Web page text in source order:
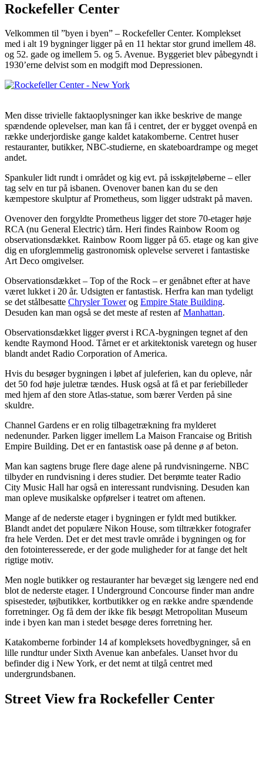
Rockefeller Center
Velkommen til ”byen i byen” – Rockefeller Center. Komplekset
med i alt 19 bygninger ligger på en 11 hektar stor grund imellem 48.
og 52. gade og imellem 5. og 5. Avenue. Byggeriet blev påbegyndt i
1930’erne delvist som en modgift mod Depressionen.
Men disse trivielle faktaoplysninger kan ikke beskrive de mange
spændende oplevelser, man kan få i centret, der er bygget ovenpå en
række underjordiske gange kaldet katakomberne. Centret huser
restauranter, butikker, NBC-studierne, en skateboardrampe og meget
andet.
Spankuler lidt rundt i området og kig evt. på isskøjteløberne – eller
tag selv en tur på isbanen. Ovenover banen kan du se den
kæmpestore skulptur af Prometheus, som ligger udstrakt på maven.
Ovenover den forgyldte Prometheus ligger det store 70-etager høje
RCA (nu General Electric) tårn. Heri findes Rainbow Room og
observationsdækket. Rainbow Room ligger på 65. etage og kan give
dig en uforglemmelig gastronomisk oplevelse serveret i fantastiske
Art Deco omgivelser.
Observationsdækket – Top of the Rock – er genåbnet efter at have
været lukket i 20 år. Udsigten er fantastisk. Herfra kan man tydeligt
se det stålbesatte Chrysler Towerog Empire State Building.
Desuden kan man også se det meste af resten afManhattan.
Observationsdækket ligger øverst i RCA-bygningen tegnet af den
kendte Raymond Hood. Tårnet er et arkitektonisk varetegn og huser
blandt andet Radio Corporation of America.
Hvis du besøger bygningen i løbet af juleferien, kan du opleve, når
det 50 fod høje juletræ tændes. Husk også at få et par feriebilleder
med hjem af den store Atlas-statue, som bærer Verden på sine
skuldre.
Channel Gardens er en rolig tilbagetrækning fra mylderet
nedenunder. Parken ligger imellem La Maison Francaise og British
Empire Building. Det er en fantastisk oase på denne ø af beton.
Man kan sagtens bruge flere dage alene på rundvisningerne. NBC
tilbyder en rundvisning i deres studier. Det berømte teater Radio
City Music Hall har også en interessant rundvisning. Desuden kan
man opleve musikalske opførelser i teatret om aftenen.
Mange af de nederste etager i bygningen er fyldt med butikker.
Blandt andet det populære Nikon House, som tiltrækker fotografer
fra hele Verden. Det er det mest travle område i bygningen og for
den fotointeresserede, er der gode muligheder for at fange det helt
rigtige motiv.
Men nogle butikker og restauranter har bevæget sig længere ned end
blot de nederste etager. I Underground Concourse finder man andre
spisesteder, tøjbutikker, kortbutikker og en række andre spændende
forretninger. Og få dem der ikke fik besøgt Metropolitan Museum
inde i byen kan man i stedet besøge deres forretning her.
Katakomberne forbinder 14 af kompleksets hovedbygninger, så en
lille rundtur under Sixth Avenue kan anbefales. Uanset hvor du
befinder dig i New York, er det nemt at tilgå centret med
undergrundsbanen.
Street View fra Rockefeller Center